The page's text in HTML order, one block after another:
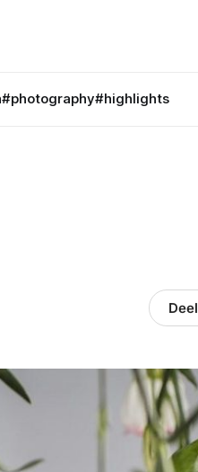
#photography#highlights
Deel